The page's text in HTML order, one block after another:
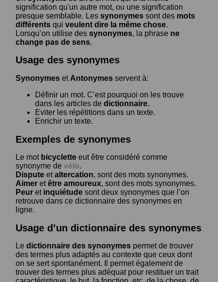
signification qu'un autre mot, ou une signification
presque semblable. Les synonymes sont des mots
différents qui veulent dire la même chose.
Lorsqu’on utilise des synonymes, la phrase ne
change pas de sens.
Usage des synonymes
Synonymes et Antonymes servent à:
Définir un mot. C’est pourquoi on les trouve
dans les articles de dictionnaire.
Eviter les répétitions dans un texte.
Enrichir un texte.
Exemples de synonymes
Le mot bicyclette eut être considéré comme
synonyme de vélo.
Dispute etaltercation, sont des mots synonymes.
Aimer etêtre amoureux, sont des mots synonymes.
Peur et inquiétude sont deux synonymes que l’on
retrouve dans ce dictionnaire des synonymes en
ligne.
Usage d’un dictionnaire des synonymes
Le dictionnaire des synonymes permet de trouver
des termes plus adaptés au contexte que ceux dont
on se sert spontanément. Il permet également de
trouver des termes plus adéquat pour restituer un trait